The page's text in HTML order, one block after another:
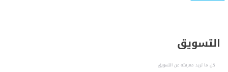
التسويق
كل ما تريد معرفته عن التسويق